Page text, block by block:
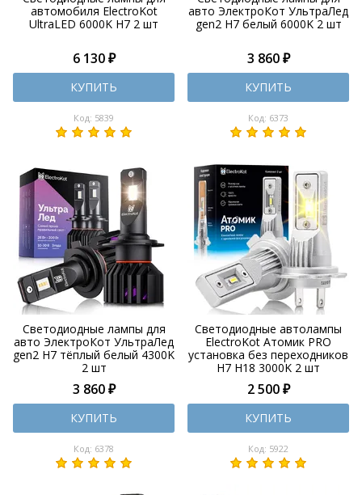
автомобиля ElectroKot
UltraLED 6000K H7 2 шт
6 130 ₽
КУПИТЬ
Код: 5839
авто ЭлектроКот УльтраЛед
gen2 H7 белый 6000K 2 шт
3 860 ₽
КУПИТЬ
Код: 6373
Светодиодные лампы для
авто ЭлектроКот УльтраЛед
gen2 H7 тёплый белый 4300K
2 шт
3 860 ₽
КУПИТЬ
Код: 6378
Светодиодные автолампы
ElectroKot Атомик PRO
установка без переходников
H7 H18 3000K 2 шт
2 500 ₽
КУПИТЬ
Код: 5922